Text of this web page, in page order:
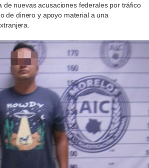
de nuevas acusaciones federales por tráfico
de dinero y apoyo material a una